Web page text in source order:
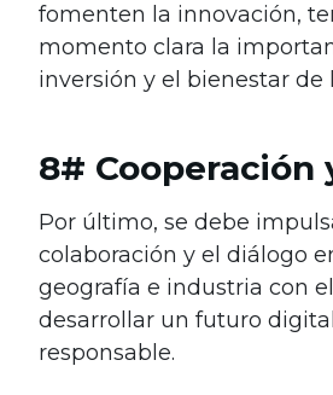
fomenten la innovación,
momento clara la
inversión y el bienestar de
8# Cooperación
Por último, se debe
colaboración y el diálogo
geografía e industria con
desarrollar un futuro
responsable.